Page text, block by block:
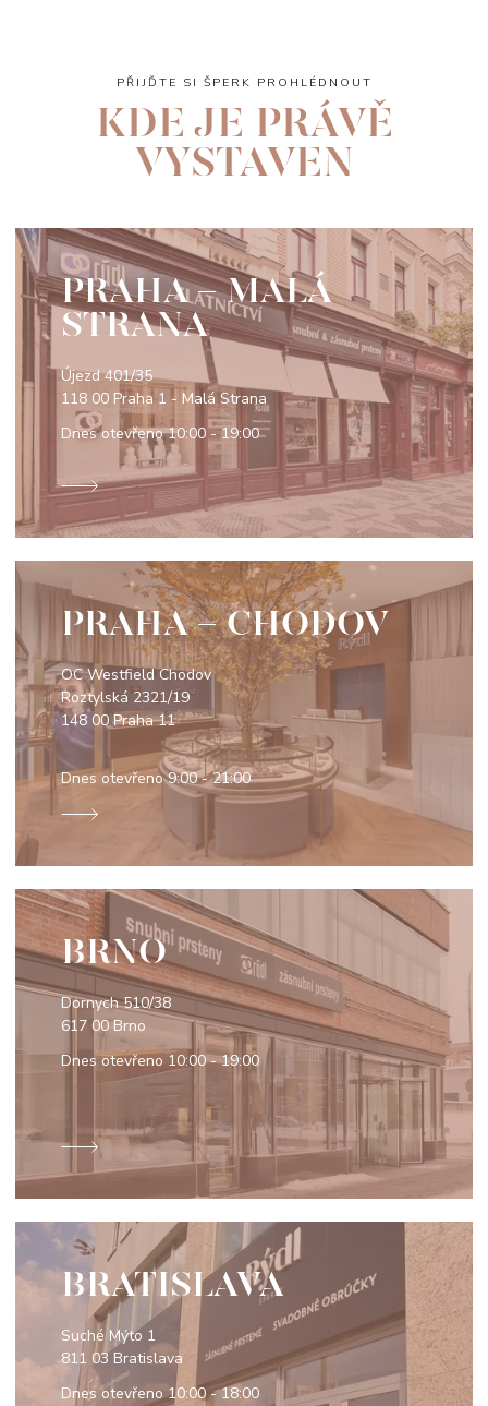
PŘIJĎTE SI ŠPERK PROHLÉDNOUT
KDE JE PRÁVĚ
VYSTAVEN
PRAHA - MALÁ
STRANA
Újezd 401/35
118 00 Praha 1 - Malá Strana
Dnes otevřeno10:00 - 19:00
PRAHA - CHODOV
OC Westfield Chodov
Roztylská 2321/19
148 00 Praha 11
Dnes otevřeno9:00 - 21:00
BRNO
Dornych 510/38
617 00 Brno
Dnes otevřeno 10:00 - 19:00
BRATISLAVA
Suché Mýto 1
811 03 Bratislava
Dnes otevřeno10:00 - 18:00